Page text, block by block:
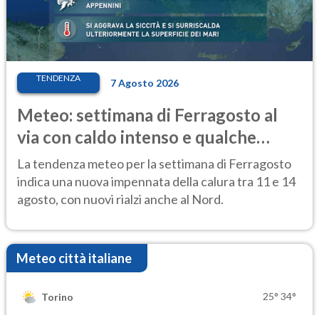
TENDENZA 7 Agosto 2026
Meteo: settimana di Ferragosto al
via con caldo intenso e qualche
temporale
La tendenza meteo per la settimana di Ferragosto
indica una nuova impennata della calura tra 11 e 14
agosto, con nuovi rialzi anche al Nord.
Meteo città italiane
Torino 25° 34°